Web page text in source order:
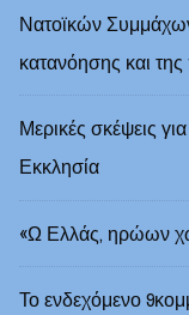
Νατοϊκών
κατανόησης και
Μερικές σκέψεις
Εκκλησία
«Ω Ελλάς, ηρώων
Το ενδεχόμενο